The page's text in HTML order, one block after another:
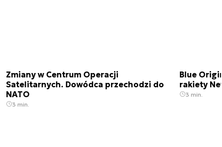
Zmiany w Centrum Operacji
Satelitarnych. Dowódca przechodzi do
NATO
3 min.
Blue
rakiety
3 min.